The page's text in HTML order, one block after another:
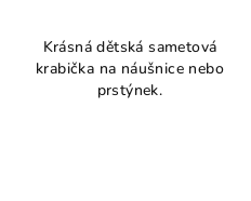
produktu
je
5,0
Krásná dětská sametová
krabička na náušnice nebo
prstýnek.